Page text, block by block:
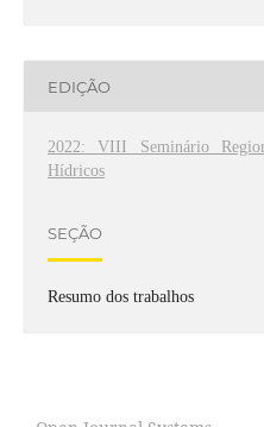
EDIÇÃO
2022: VIII Seminário
Hídricos
SEÇÃO
Resumo dos trabalhos